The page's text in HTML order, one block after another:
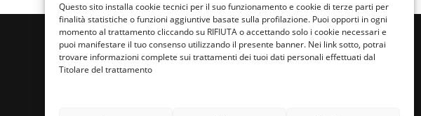
Questo sito installa cookie tecnici per il suo funzionamento e cookie di terze parti per
finalità statistiche o funzioni aggiuntive basate sulla profilazione. Puoi opporti in ogni
momento al trattamento cliccando su RIFIUTA o accettando solo i cookie necessari e
puoi manifestare il tuo consenso utilizzando il presente banner. Nei link sotto, potrai
trovare informazioni complete sui trattamenti dei tuoi dati personali effettuati dal
Titolare del trattamento